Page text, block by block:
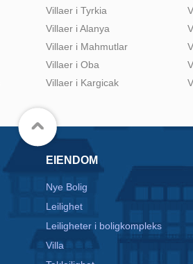
Villaer i Tyrkia
Villaer i Alanya
Villaer i Mahmutlar
Villaer i Oba
Villaer i Kargicak
EIENDOM
Nye Bolig
Leilighet
Leiligheter i boligkompleks
Villa